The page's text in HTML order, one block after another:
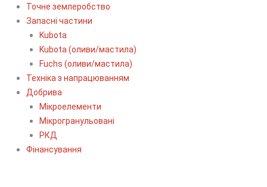
Точне землеробство
Запасні частини
Kubota
Kubota (оливи/мастила)
Fuchs (оливи/мастила)
Техніка з напрацюванням
Добрива
Мікроелементи
Мікрогранульовані
РКД
Фінансування